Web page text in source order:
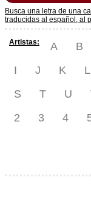
Busca una letra de una
traducidas al español, al
Artistas: A B
I
J K L
S
T U
2
3 4